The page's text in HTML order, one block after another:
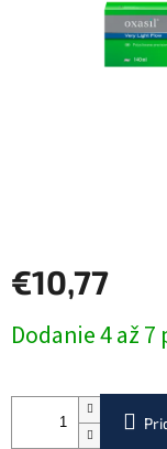
€10,77
cena:
Dodanie 4 až